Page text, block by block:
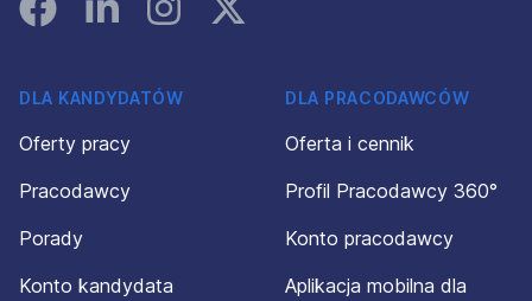
DLA KANDYDATÓW
Oferty pracy
Pracodawcy
Porady
Konto kandydata
DLA PRACODAWCÓW
Oferta i cennik
Profil Pracodawcy 360°
Konto pracodawcy
Aplikacja mobilna dla